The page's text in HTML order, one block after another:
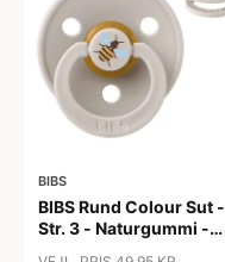
BIBS
BIBS Rund Colour Sut -
Str. 3 - Naturgummi -